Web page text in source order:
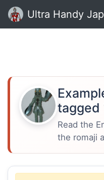
Ultra Handy
tagged
Read the
the romaji